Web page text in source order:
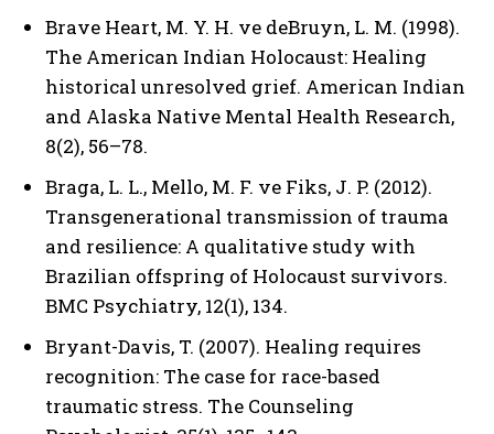
Brave Heart, M. Y. H. ve deBruyn, L. M. (1998).
The American Indian Holocaust: Healing
historical unresolved grief. American Indian
and Alaska Native Mental Health Research,
8(2), 56–78.
Braga, L. L., Mello, M. F. ve Fiks, J. P. (2012).
Transgenerational transmission of trauma
and resilience: A qualitative study with
Brazilian offspring of Holocaust survivors.
BMC Psychiatry, 12(1), 134.
Bryant-Davis, T. (2007). Healing requires
recognition: The case for race-based
traumatic stress. The Counseling